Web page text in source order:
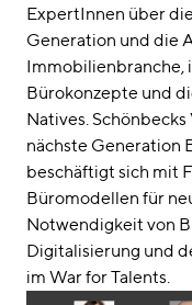
ExpertInnen über
Generation und die
Immobilienbranche,
Bürokonzepte und
Natives.
nächste Generation
beschäftigt sich mit
Büromodellen für
Notwendigkeit von
Digitalisierung und
im War for Talents.